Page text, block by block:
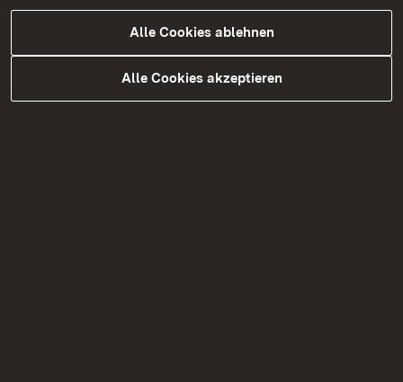
Alle Cookies ablehnen
Alle Cookies akzeptieren